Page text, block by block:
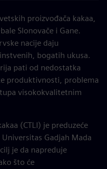
proizvođača kakaa,
Slonovače i Gane.
nacije daju
bogatih ukusa.
pati od nedostatka
produktivnosti, problema
visokokvalitetnim
(CTLI) je preduzeće
Gadjah Mada
je da napreduje
što će